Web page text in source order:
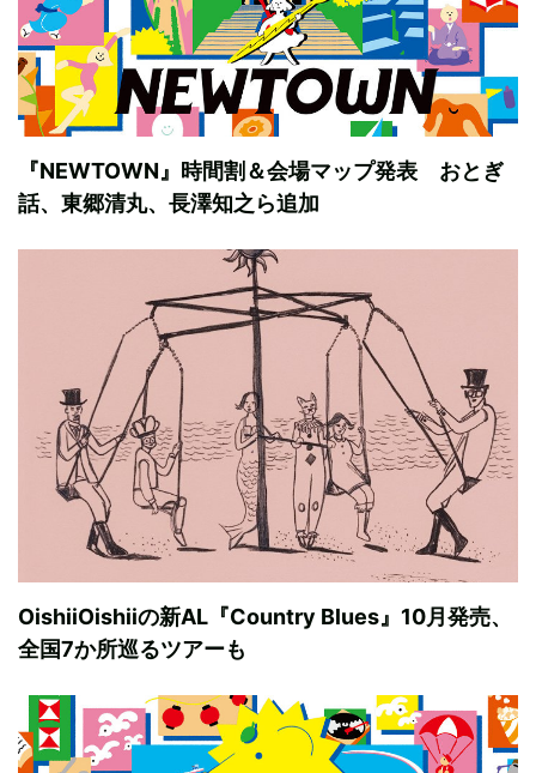
『NEWTOWN』時間割＆会場マップ発表 おとぎ
話、東郷清丸、長澤知之ら追加
OishiiOishiiの新AL『Country Blues』10月発売、
全国7か所巡るツアーも